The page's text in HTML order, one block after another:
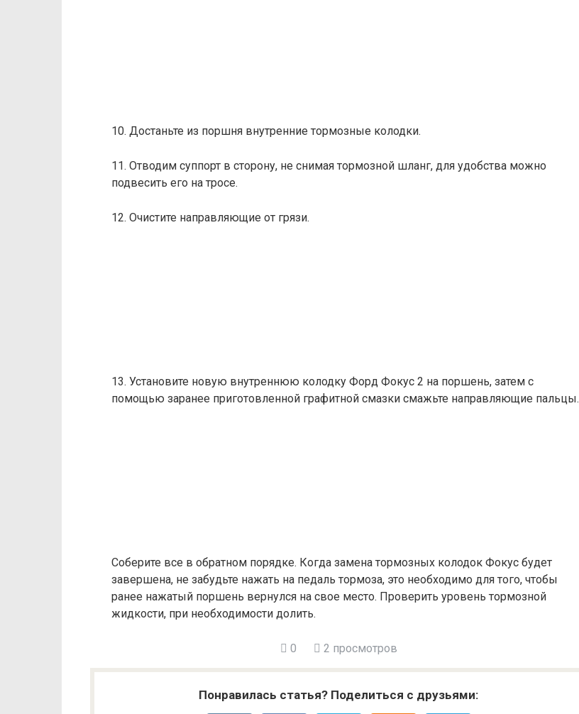
10. Достаньте из поршня внутренние тормозные колодки.
11. Отводим суппорт в сторону, не снимая тормозной шланг, для удобства можно
подвесить его на тросе.
12. Очистите направляющие от грязи.
13. Установите новую внутреннюю колодку Форд Фокус 2 на поршень, затем с
помощью заранее приготовленной графитной смазки смажьте направляющие пальцы.
Соберите все в обратном порядке. Когда замена тормозных колодок Фокус будет
завершена, не забудьте нажать на педаль тормоза, это необходимо для того, чтобы
ранее нажатый поршень вернулся на свое место. Проверить уровень тормозной
жидкости, при необходимости долить.
0 2 просмотров
Понравилась статья? Поделиться с друзьями: